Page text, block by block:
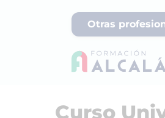
Otras
Curso